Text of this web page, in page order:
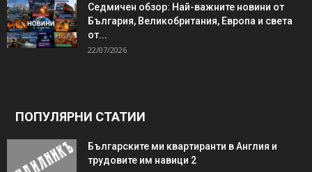
Седмичен обзор: Най-важните новини от
България, Великобритания, Европа и света
от...
22/07/2026
ПОПУЛЯРНИ СТАТИИ
Българските ми квартиранти в Англия и
трудовите им навици 2